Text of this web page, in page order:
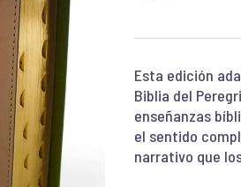
Esta edición
Biblia del
enseñanzas
el sentido
narrativo que